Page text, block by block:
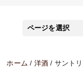
ページを選択
ホーム / 洋酒 / サント